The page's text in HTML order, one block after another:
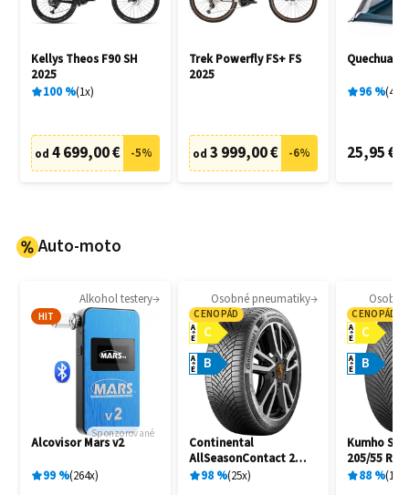
Kellys Theos F90 SH
2025
100% 1x
od 4 699,00 € -5%
Trek Powerfly FS+ FS
2025
od 3 999,00 € -6%
Quechua
96% 4
25,95 €
Auto-moto
Alkohol testery
HIT
Sponzorované
Alcovisor Mars v2
99% 264x
Osobné pneumatiky
CENOPÁD
C
A
E
B
A
E
Continental
AllSeasonContact 2
205/55 R16 91H
98% 25x
CENOPÁD
C
A
E
B
A
E
Kumho
205/55 R16
88% 10